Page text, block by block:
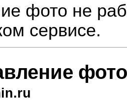
фото не
сервисе.